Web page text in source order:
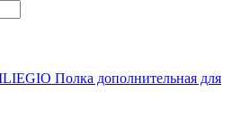
Полка дополнительная для